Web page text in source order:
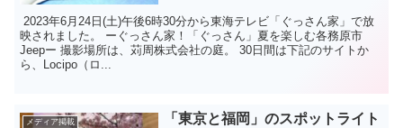
2023年6月24日(土)午後6時30分から東海テレビ「ぐっさん家」で放
映されました。 ーぐっさん家！「ぐっさん」夏を楽しむ各務原市
Jeepー 撮影場所は、苅周株式会社の庭。 30日間は下記のサイトか
ら、Locipo（ロ...
メディア掲載
「東京と福岡」のスポットライト